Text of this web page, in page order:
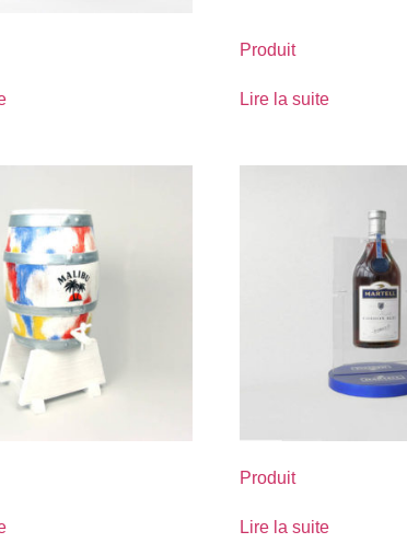
Produit
Lire la suite
Produit
Lire la suite